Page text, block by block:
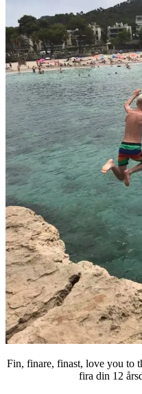
Fin, finare, finast, love you to
fira din 12